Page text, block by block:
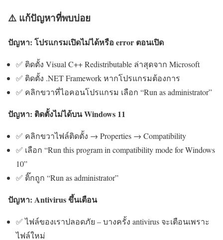
⚠️ แก้ปัญหาที่พบบ่อย
ปัญหา: โปรแกรมเปิดไม่ได้หรือ error ตอนเปิด
✅ ติดตั้ง Visual C++ Redistributable ล่าสุดจาก Microsoft
✅ ติดตั้ง .NET Framework หากโปรแกรมต้องการ
✅ คลิกขวาที่ไอคอนโปรแกรม เลือก “Run as administrator”
ปัญหา: ติดตั้งไม่ได้บน Windows 11
✅ คลิกขวาไฟล์ติดตั้ง → Properties → Compatibility
✅ เลือก “Run this program in compatibility mode for Windows
10”
✅ ติ๊กถูก “Run as administrator”
ปัญหา: Antivirus ขึ้นเตือน
✅ ไฟล์ของเราปลอดภัย – บางครั้ง antivirus จะเตือนเพราะ
ไฟล์ใหม่